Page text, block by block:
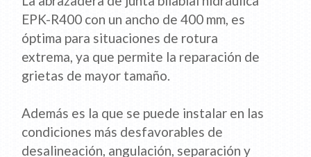
EPK-R400 con un ancho de 400 mm, es
óptima para situaciones de rotura
extrema, ya que permite la reparación de
grietas de mayor tamaño.
Además es la que se puede instalar en las
condiciones más desfavorables de
desalineación, angulación, separación y